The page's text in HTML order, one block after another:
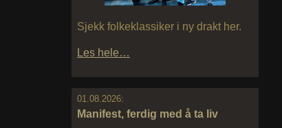
Sjekk folkeklassiker i ny drakt her.
Les hele…
01.08.2026:
Manifest, ferdig med å ta liv